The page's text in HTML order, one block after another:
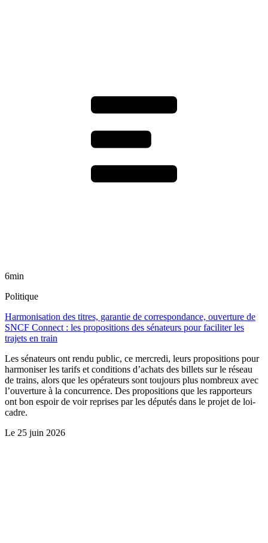
6min
Politique
Harmonisation des titres, garantie de correspondance, ouverture de
SNCF Connect : les propositions des sénateurs pour faciliter les
trajets en train
Les sénateurs ont rendu public, ce mercredi, leurs propositions pour
harmoniser les tarifs et conditions d’achats des billets sur le réseau
de trains, alors que les opérateurs sont toujours plus nombreux avec
l’ouverture à la concurrence. Des propositions que les rapporteurs
ont bon espoir de voir reprises par les députés dans le projet de loi-
cadre.
Le 25 juin 2026